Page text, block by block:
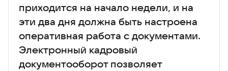
приходится на начало недели, и на
эти два дня должна быть настроена
оперативная работа с документами.
Электронный кадровый
документооборот позволяет